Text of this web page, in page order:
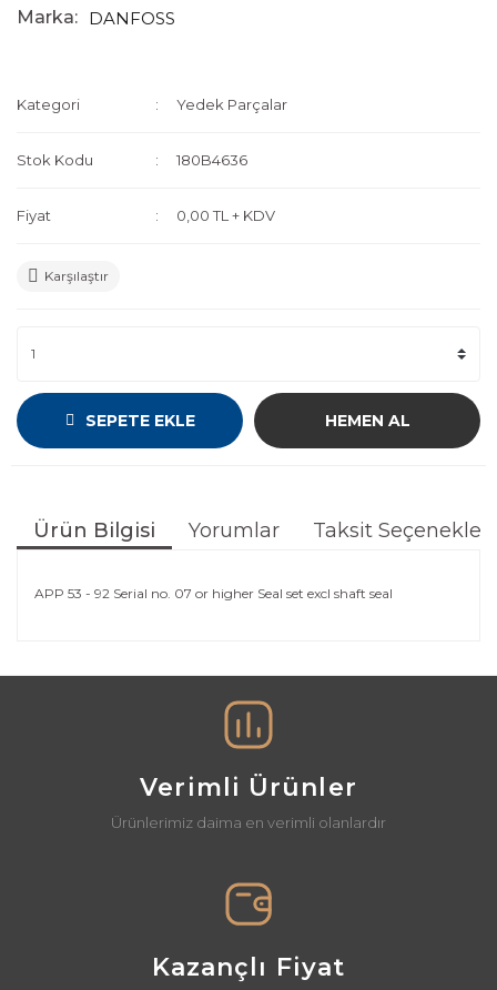
Marka: DANFOSS
Kategori Yedek Parçalar
Stok Kodu 180B4636
Fiyat 0,00 TL + KDV
Karşılaştır
SEPETE EKLE HEMEN AL
Ürün Bilgisi Yorumlar Taksit Seçenekleri
APP 53 - 92 Serial no. 07 or higher Seal set excl shaft seal
Yorum Yaz
Görüş ve önerileriniz için teşekkür ederiz.
Ürün resmi kalitesiz, bozuk veya görüntülenemiyor.
Ürün bilgilerinde hatalar bulunuyor.
Ürün fiyatı diğer sitelerden daha pahalı.
Verimli Ürünler
Ürünlerimiz daima en verimli olanlardır
Kazançlı Fiyat